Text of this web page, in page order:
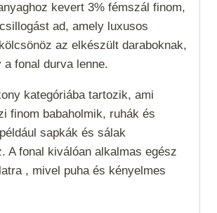
kevert 3% fémszál finom,
ad, amely luxusos
az elkészült daraboknak,
a fonal durva lenne.
kategóriába tartozik, ami
finom babaholmik, ruhák és
sapkák és sálak
A fonal kiválóan alkalmas egész
, mivel puha és kényelmes